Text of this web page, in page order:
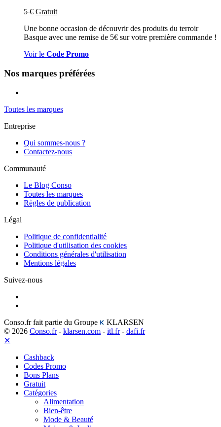
5€ Gratuit
Une bonne occasion de découvrir des produits du terroir
Basque avec une remise de 5€ sur votre première commande !
Voir le Code Promo
Nos marques préférées
Toutes les marques
Entreprise
Qui sommes-nous ?
Contactez-nous
Communauté
Le Blog Conso
Toutes les marques
Règles de publication
Légal
Politique de confidentialité
Politique d'utilisation des cookies
Conditions générales d'utilisation
Mentions légales
Suivez-nous
Conso.fr fait partie du Groupe
KLARSEN
© 2026 Conso.fr- klarsen.com - itl.fr- dafi.fr
✕
Cashback
Codes Promo
Bons Plans
Gratuit
Catégories
Alimentation
Bien-être
Mode & Beauté